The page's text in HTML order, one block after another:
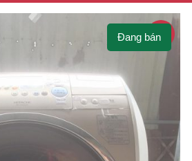
-7%
Đang bán